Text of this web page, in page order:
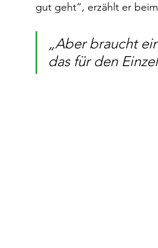
gut geht“, erzählt er
„Aber braucht
das für den